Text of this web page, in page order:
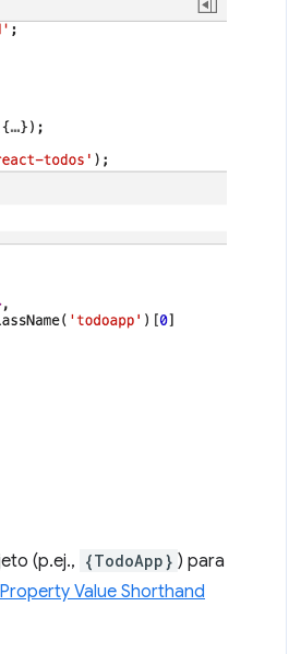
(p.ej., {TodoApp} ) para
Value Shorthand